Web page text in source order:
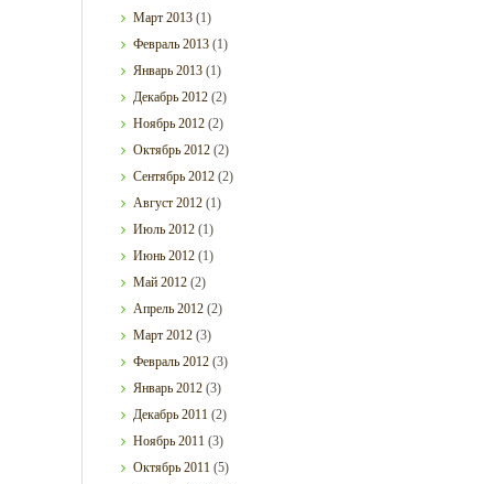
Март2013 (1)
Февраль2013 (1)
Январь2013 (1)
Декабрь2012 (2)
Ноябрь2012 (2)
Октябрь2012 (2)
Сентябрь2012 (2)
Август2012 (1)
Июль2012 (1)
Июнь2012 (1)
Май2012 (2)
Апрель2012 (2)
Март2012 (3)
Февраль2012 (3)
Январь2012 (3)
Декабрь2011 (2)
Ноябрь2011 (3)
Октябрь2011 (5)